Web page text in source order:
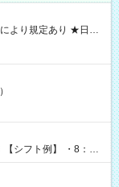
GET♪ お仕事後はコ
】試